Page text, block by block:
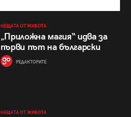
НЕЩАТА ОТ ЖИВОТА
„Приложна магия“ идва за
първи път на български
РЕДАКТОРИТЕ
НЕЩАТА ОТ ЖИВОТА